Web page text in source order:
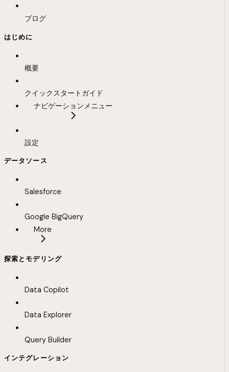
ブログ
はじめに
概要
クイックスタートガイド
ナビゲーションメニュー
設定
データソース
Salesforce
Google BigQuery
More
探索とモデリング
Data Copilot
Data Explorer
Query Builder
インテグレーション